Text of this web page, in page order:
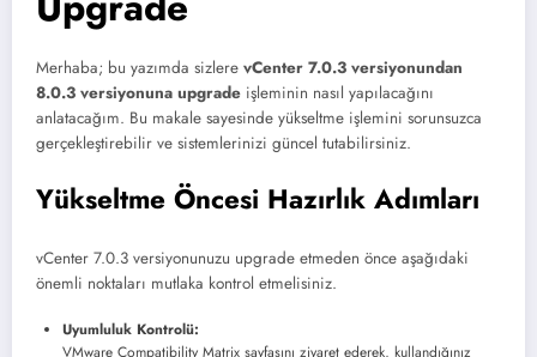
Merhaba; bu yazımda sizlere vCenter 7.0.3 versiyonundan
8.0.3 versiyonuna upgrade işleminin nasıl yapılacağını
anlatacağım. Bu makale sayesinde yükseltme işlemini sorunsuzca
gerçekleştirebilir ve sistemlerinizi güncel tutabilirsiniz.
Yükseltme Öncesi Hazırlık Adımları
vCenter 7.0.3 versiyonunuzu upgrade etmeden önce aşağıdaki
önemli noktaları mutlaka kontrol etmelisiniz.
Uyumluluk Kontrolü:
VMware Compatibility Matrix sayfasını ziyaret ederek, kullandığınız